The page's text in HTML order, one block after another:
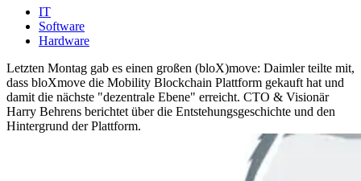
IT
Software
Hardware
Letzten Montag gab es einen großen (bloX)move: Daimler teilte mit,
dass bloXmove die Mobility Blockchain Plattform gekauft hat und
damit die nächste "dezentrale Ebene" erreicht. CTO & Visionär
Harry Behrens berichtet über die Entstehungsgeschichte und den
Hintergrund der Plattform.